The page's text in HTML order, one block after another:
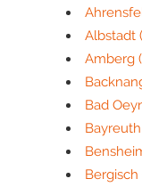
Albstadt
Amberg
Bad
Bayreuth